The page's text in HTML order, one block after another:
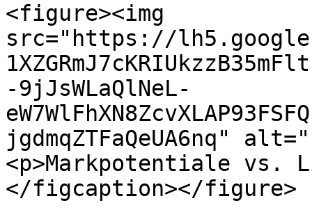
<figure><img
src="https://
-9jJsWLaQlNeL-
jgdmqZTFaQeUA6nq"
<p>Markpotentiale vs.
</figcaption></figure>